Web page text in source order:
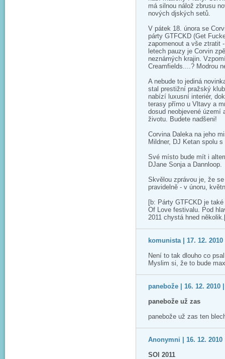
má silnou nálož zbrusu
nových djských setů.
V pátek 18. února se
párty GTFCKD (Get
zapomenout a vše ztratit
letech pauzy je Corvin
neznámých krajin.
Creamfields....? Modrou
A nebude to jediná
stal prestižní pražský
nabízí luxusní interiér,
terasy přímo u Vltavy a
dosud neobjevené
životu. Budete nadšeni!
Corvina Daleka na jeho
Mildner, DJ Ketan spolu
Své místo bude mít i
DJane Sonja a Dannloop.
Skvělou zprávou je, že
pravidelně - v únoru,
[b: Párty GTFCKD je
Of Love festivalu. Pod
2011 chystá hned
komunista | 17. 12. 2010
Není to tak dlouho co
Myslim si, že to bude
panebože | 16. 12. 2010
panebože už zas
panebože už zas ten
Anonymni | 16. 12. 2010
SOl 2011